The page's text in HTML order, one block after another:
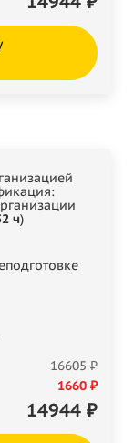
ч)
16605 ₽
1660 ₽
14944 ₽